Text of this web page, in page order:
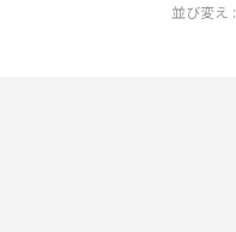
並び変え :